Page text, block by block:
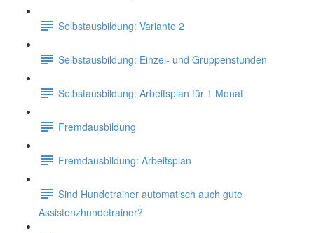
Selbstausbildung: Variante 2
Selbstausbildung: Einzel- und Gruppenstunden
Selbstausbildung: Arbeitsplan für 1 Monat
Fremdausbildung
Fremdausbildung: Arbeitsplan
Sind Hundetrainer automatisch auch gute
Assistenzhundetrainer?